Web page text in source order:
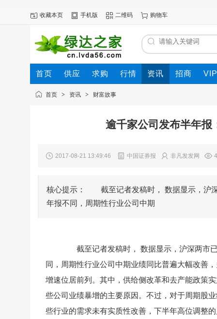
收藏本页 手机版 二维码 购物车
首页 供应 求购 行情 资讯 招商
首页 > 资讯 > 财富故事
逾千家公司发布半年报
2017-08-21 13:49:46 中国证券报 非凡发发网
核心提示： 截至记者发稿时， 数据显示，沪深
年报不同，周期性行业公司中期
截至记者发稿时， 数据显示，沪深两市已
同，周期性行业公司中期业绩同比普遍大幅改善
增速位居前列。其中，供给侧改革和去产能政策
些公司业绩暴增的主要原因。不过，对于周期股
些行业的需求未有实质性改善，下半年高位调整